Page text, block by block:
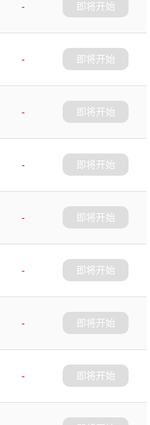
-
即将开始
-
即将开始
-
即将开始
-
即将开始
-
即将开始
-
即将开始
-
即将开始
-
即将开始